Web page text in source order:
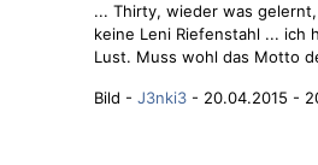
... Thirty, wieder was
keine Leni Riefenstahl ... ich
Lust. Muss wohl das Motto
Bild - J3nki3 - 20.04.2015 -